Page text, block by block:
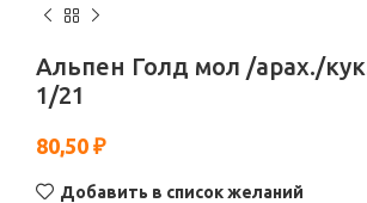
Альпен Голд мол /арах./
1/21
80,50 ₽
Добавить в список желаний